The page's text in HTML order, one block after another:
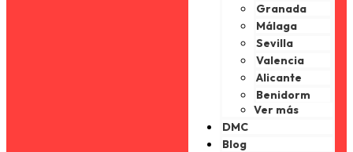
Granada
Málaga
Sevilla
Valencia
Alicante
Benidorm
Ver más
DMC
Blog